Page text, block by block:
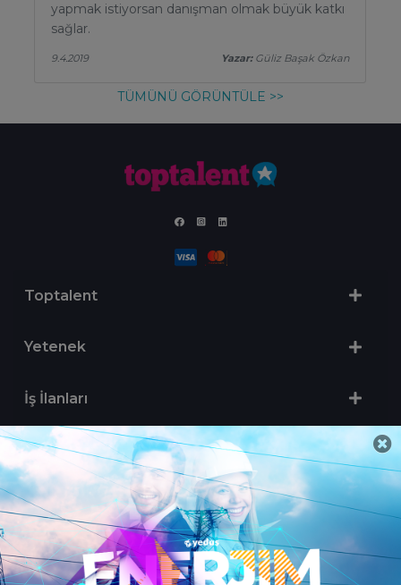
yapmak istiyorsan danışman olmak büyük katkı
sağlar.
Yazar:Güliz Başak Özkan
9.4.2019
TÜMÜNÜ GÖRÜNTÜLE >>
Toptalent
Yetenek
İş İlanları
Sertifika Programları
Yetenek Testleri
İşveren